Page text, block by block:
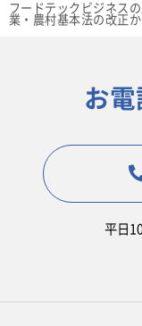
フードテックビジネス
業・農村基本法の改正
お
平日